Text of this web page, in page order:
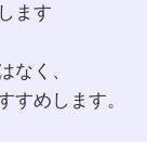
ます
なく、
すめします。